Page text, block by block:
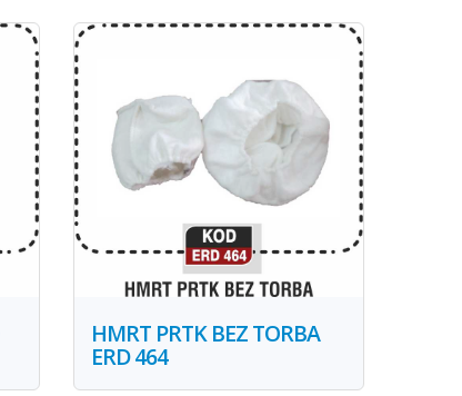
HMRT PRTK BEZ TORBA
ERD 464